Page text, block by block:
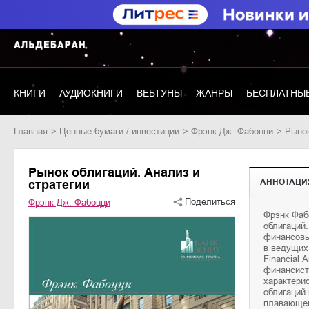
КНИГИ АУДИОКНИГИ ВЕБТУНЫ ЖАНРЫ
Главная ценные бумаги / инвестиции Фрэнк Дж. Фабоцци
Рынок облигаций. Анализ и
стратегии
Фрэнк Дж. Фабоцци Поделиться
Фрэнк
в
Financial
инвестора
способах
издание
ставок и